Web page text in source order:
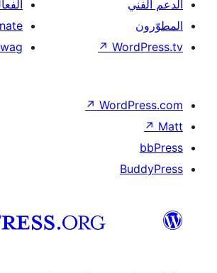
العربية